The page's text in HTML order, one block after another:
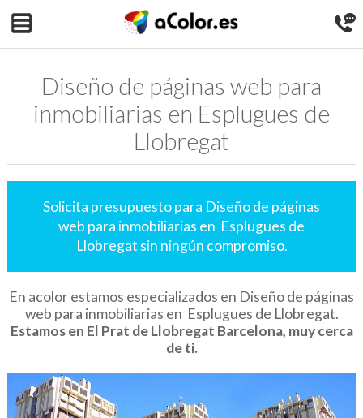
Diseño de páginas web para
inmobiliarias en Esplugues de
Llobregat
Solicita presupuesto para Diseño de páginas
web para inmobiliarias en Esplugues de
Llobregat sin ningún compromiso.
En acolor estamos especializados en Diseño de páginas
web para inmobiliarias en Esplugues de Llobregat.
Estamos en El Prat de Llobregat Barcelona, muy cerca
de ti.